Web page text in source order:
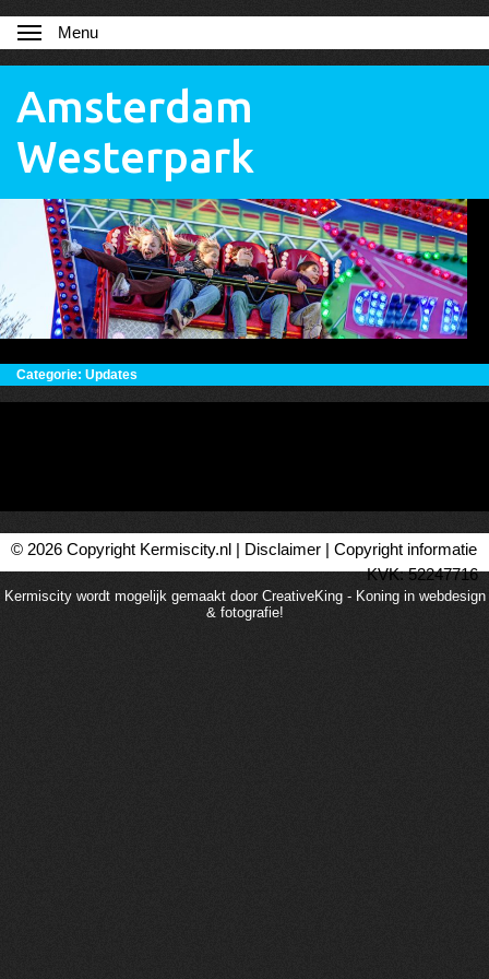
Menu
Amsterdam
Westerpark
Categorie: Updates
© 2026 Copyright Kermiscity.nl | Disclaimer | Copyright informatie
KVK: 52247716
Kermiscity wordt mogelijk gemaakt door CreativeKing - Koning in webdesign
& fotografie!